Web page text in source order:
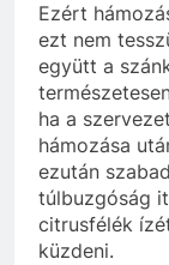
Ezért
ezt nem
együtt a
ha a
hámozása
ezután
túlbuzgóság
citrusfélék
küzdeni.